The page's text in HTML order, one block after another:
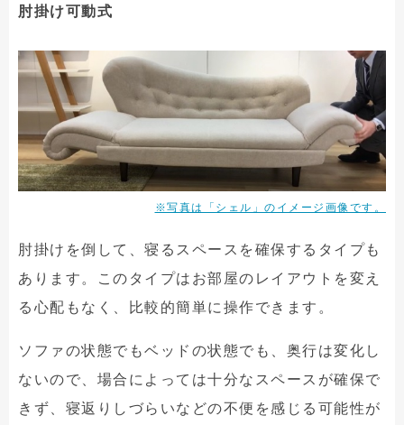
肘掛け可動式
※写真は「シェル」のイメージ画像です。
肘掛けを倒して、寝るスペースを確保するタイプも
あります。このタイプはお部屋のレイアウトを変え
る心配もなく、比較的簡単に操作できます。
ソファの状態でもベッドの状態でも、奥行は変化し
ないので、場合によっては十分なスペースが確保で
きず、寝返りしづらいなどの不便を感じる可能性が